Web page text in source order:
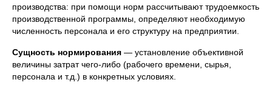
производства: при помощи норм рассчитывают трудоемкость
производственной программы, определяют необходимую
численность персонала и его структуру на предприятии.
Сущность нормирования — установление объективной
величины затрат чего-либо (рабочего времени, сырья,
персонала и т.д.) в конкретных условиях.